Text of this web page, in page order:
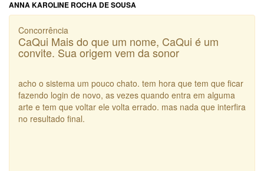
ANNA KAROLINE ROCHA DE SOUSA
Concorrência
CaQui Mais do que um nome, CaQui é um
convite. Sua origem vem da sonor
acho o sistema um pouco chato. tem hora que tem que ficar
fazendo login de novo, as vezes quando entra em alguma
arte e tem que voltar ele volta errado. mas nada que interfira
no resultado final.